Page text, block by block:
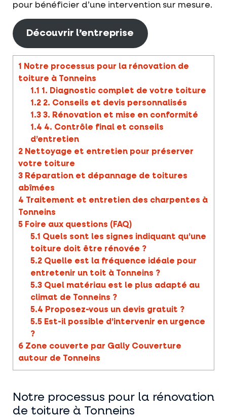
pour bénéficier d’une intervention sur mesure.
Découvrir l’entreprise
1
Notre processus pour la rénovation de
toiture à Tonneins
1.1 1. Diagnostic complet de votre toiture
1.2 2. Conseils et devis personnalisés
1.3 3. Rénovation et mise en conformité
1.4 4. Contrôle final et conseils
d’entretien
2 Nettoyage et entretien pour préserver
votre toiture
3 Réparation et dépannage de toitures
abîmées
4 Traitement et entretien des charpentes à
Tonneins
5 Foire aux questions (FAQ)
5.1 Quels sont les signes indiquant qu’une
toiture doit être rénovée ?
5.2 Quelle est la fréquence idéale pour
entretenir un toit à Tonneins ?
5.3 Quel matériau est le plus adapté au
climat de Tonneins ?
5.4 Proposez-vous un devis gratuit ?
5.5 Est-il possible d’intervenir en urgence
?
6 Zone couverte par Gally Couverture
autour de Tonneins
Notre processus pour la rénovation
de toiture à Tonneins